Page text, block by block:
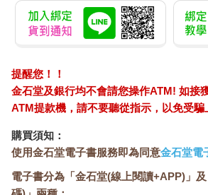
提醒您！！
金石堂及銀行均不會請您操作ATM! 如接
ATM提款機，請不要聽從指示，以免受騙
購買須知：
使用金石堂電子書服務即為同意金石堂電
電子書分為「金石堂(線上閱讀+APP)」